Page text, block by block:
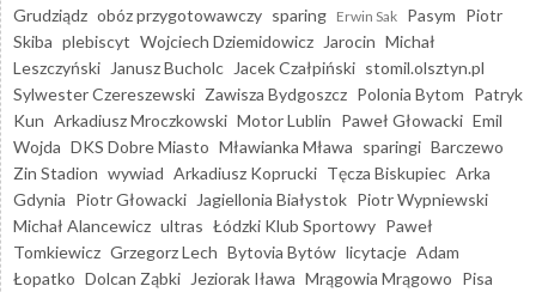
Grudziądz obóz przygotowawczy sparing Erwin Sak Pasym Piotr
Skiba plebiscyt Wojciech Dziemidowicz Jarocin Michał
Leszczyński
Janusz Bucholc Jacek Czałpiński stomil.olsztyn.pl
Sylwester Czereszewski Zawisza Bydgoszcz Polonia Bytom Patryk
Kun Arkadiusz Mroczkowski Motor Lublin Paweł Głowacki Emil
Wojda DKS Dobre Miasto Mławianka Mława sparingi Barczewo
Zin Stadion wywiad Arkadiusz Koprucki Tęcza Biskupiec Arka
Gdynia Piotr Głowacki Jagiellonia Białystok Piotr Wypniewski
Michał Alancewicz ultras Łódzki Klub Sportowy Paweł
Tomkiewicz Grzegorz Lech Bytovia Bytów licytacje Adam
Łopatko Dolcan Ząbki Jeziorak Iława Mrągowia Mrągowo Pisa